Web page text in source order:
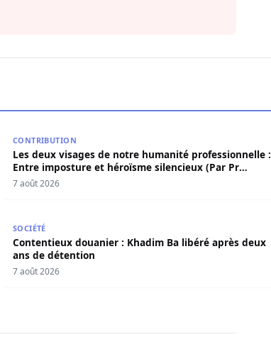
CONTRIBUTION
Les deux visages de notre humanité professionnelle :
Entre imposture et héroïsme silencieux (Par Pr
Moussa Seydi)
7 août 2026
SOCIÉTÉ
Contentieux douanier : Khadim Ba libéré après deux
ans de détention
7 août 2026